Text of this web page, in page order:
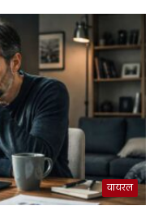
वायरल